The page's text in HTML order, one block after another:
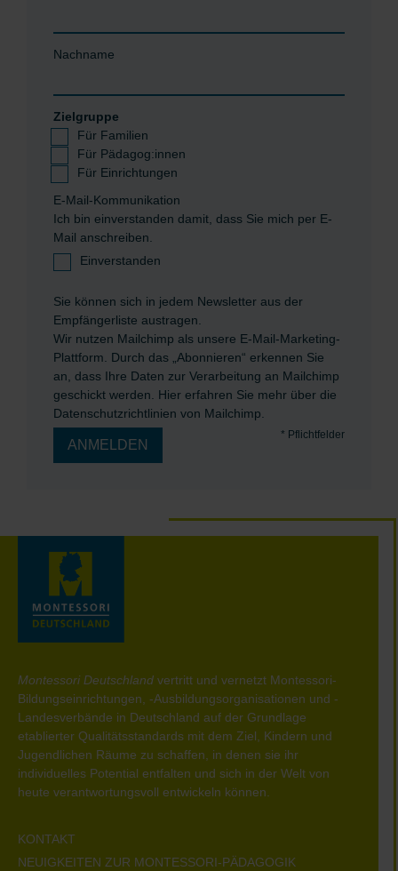
Nachname
Zielgruppe
Für Familien
Für Pädagog:innen
Für Einrichtungen
E-Mail-Kommunikation
Ich bin einverstanden damit, dass Sie mich per E-
Mail anschreiben.
Einverstanden
Sie können sich in jedem Newsletter aus der
Empfängerliste austragen.
Wir nutzen Mailchimp als unsere E-Mail-Marketing-
Plattform. Durch das „Abonnieren“ erkennen Sie
an, dass Ihre Daten zur Verarbeitung an Mailchimp
geschickt werden. Hier erfahren Sie mehr über die
Datenschutzrichtlinien von Mailchimp.
* Pflichtfelder
Montessori Deutschland vertritt und vernetzt Montessori-
Bildungseinrichtungen, -Ausbildungsorganisationen und -
Landesverbände in Deutschland auf der Grundlage
etablierter Qualitätsstandards mit dem Ziel, Kindern und
Jugendlichen Räume zu schaffen, in denen sie ihr
individuelles Potential entfalten und sich in der Welt von
heute verantwortungsvoll entwickeln können.
KONTAKT
NEUIGKEITEN ZUR MONTESSORI-PÄDAGOGIK